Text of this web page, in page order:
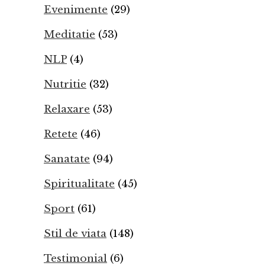
Evenimente (29)
Meditatie (53)
NLP (4)
Nutritie (32)
Relaxare (53)
Retete (46)
Sanatate (94)
Spiritualitate (45)
Sport (61)
Stil de viata (148)
Testimonial (6)